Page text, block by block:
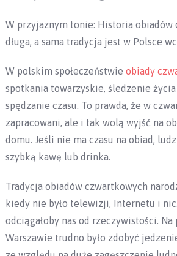
W przyjaznym tonie: Historia obiadów
długa, a sama tradycja jest w Polsce
W polskim społeczeństwie obiady
spotkania towarzyskie, śledzenie
spędzanie czasu. To prawda, że w
zapracowani, ale i tak wolą wyjść na
domu. Jeśli nie ma czasu na obiad,
szybką kawę lub drinka.
Tradycja obiadów czwartkowych
kiedy nie było telewizji, Internetu i
odciągałoby nas od rzeczywistości. Na
Warszawie trudno było zdobyć